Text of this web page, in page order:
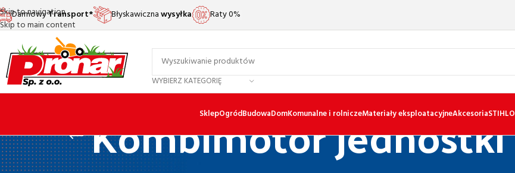
Skip to navigation
Skip to main content
DarmowyTransport* Błyskawicznawysyłka Raty 0%
WYBIERZ KATEGORIĘ
SklepOgródBudowaDomKomunalne i rolniczeMateriały eksploatacyjneAkcesoriaSTIHL
Kombimotor